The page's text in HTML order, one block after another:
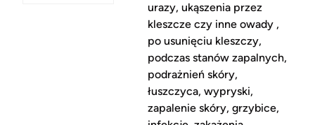
urazy, ukąszenia przez
kleszcze czy inne owady ,
po usunięciu kleszczy,
podczas stanów zapalnych,
podrażnień skóry,
łuszczyca, wypryski,
zapalenie skóry, grzybice,